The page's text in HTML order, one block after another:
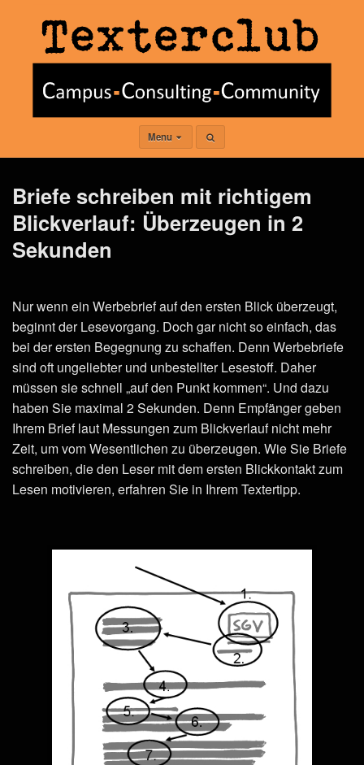
Menu
Briefe schreiben mit richtigem
Blickverlauf: Überzeugen in 2
Sekunden
Nur wenn ein Werbebrief auf den ersten Blick überzeugt,
beginnt der Lesevorgang. Doch gar nicht so einfach, das
bei der ersten Begegnung zu schaffen. Denn Werbebriefe
sind oft ungeliebter und unbestellter Lesestoff. Daher
müssen sie schnell „auf den Punkt kommen“. Und dazu
haben Sie maximal 2 Sekunden. Denn Empfänger geben
Ihrem Brief laut Messungen zum Blickverlauf nicht mehr
Zeit, um vom Wesentlichen zu überzeugen. Wie Sie Briefe
schreiben, die den Leser mit dem ersten Blickkontakt zum
Lesen motivieren, erfahren Sie in Ihrem Textertipp.